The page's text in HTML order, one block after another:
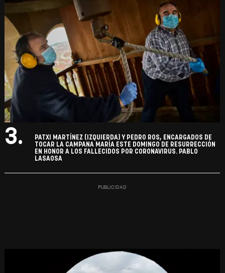
3.
PATXI MARTÍNEZ (IZQUIERDA) Y PEDRO ROS, ENCARGADOS DE
TOCAR LA CAMPANA MARÍA ESTE DOMINGO DE RESURRECCIÓN
EN HONOR A LOS FALLECIDOS POR CORONAVIRUS. PABLO
LASAOSA